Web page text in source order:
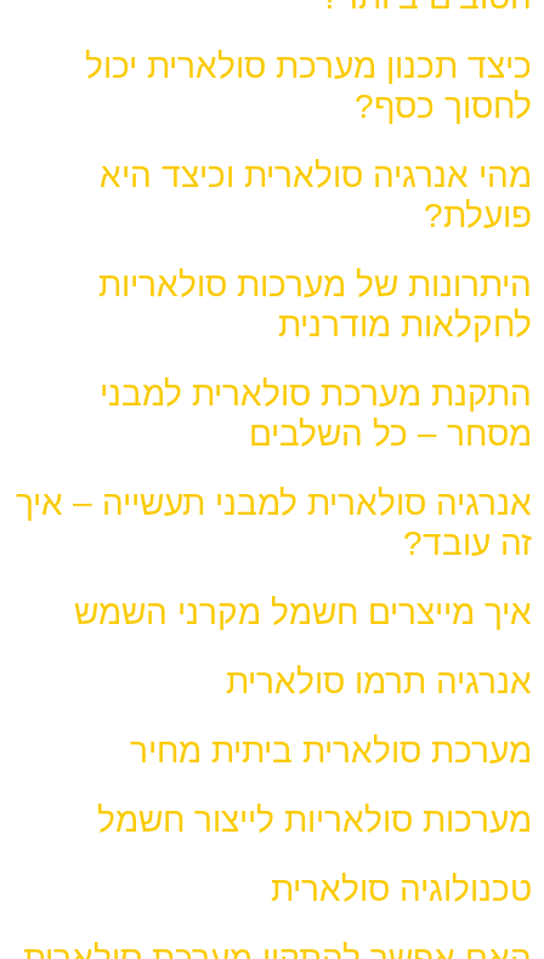
כיצד תכנון מערכת סולארית יכול
לחסוך כסף?
מהי אנרגיה סולארית וכיצד היא
פועלת?
היתרונות של מערכות סולאריות
לחקלאות מודרנית
התקנת מערכת סולארית למבני
מסחר – כל השלבים
אנרגיה סולארית למבני תעשייה – איך
זה עובד?
איך מייצרים חשמל מקרני השמש
אנרגיה תרמו סולארית
מערכת סולארית ביתית מחיר
מערכות סולאריות לייצור חשמל
טכנולוגיה סולארית